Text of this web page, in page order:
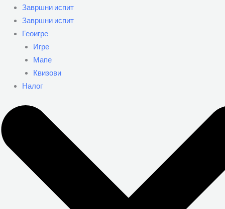
Завршни испит
Завршни испит
Геоигре
Игре
Мапе
Квизови
Налог